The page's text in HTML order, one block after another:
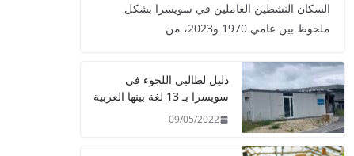
السكان النشطين العاملين في سويسرا بشكل
ملحوظ بين عامي 1970 و2023، من
دليل لطالبي اللجوء في
سويسرا بـ 13 لغة بينها العربية
09/05/2022